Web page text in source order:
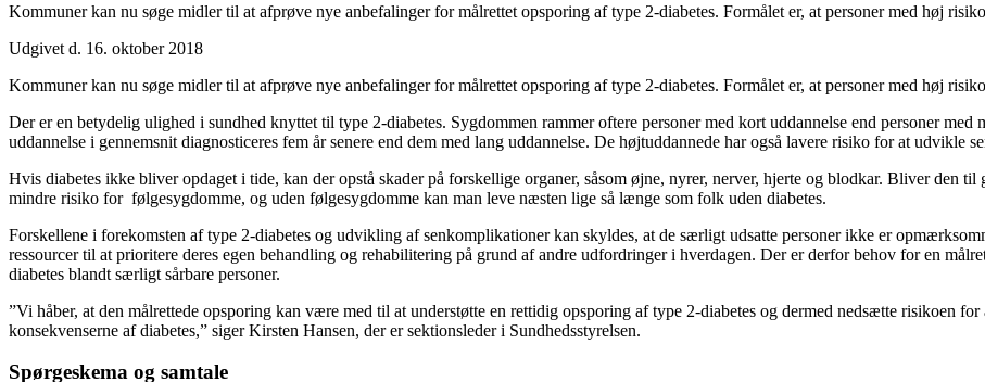
Kommuner kan nu søge midler til at afprøve nye anbefalinger for målrettet opsporing af type 2-diabetes. Formålet er, at personer med høj
Udgivet d. 16. oktober 2018
Kommuner kan nu søge midler til at afprøve nye anbefalinger for målrettet opsporing af type 2-diabetes. Formålet er, at personer med høj
Der er en betydelig ulighed i sundhed knyttet til type 2-diabetes. Sygdommen rammer oftere personer med kort uddannelse end personer
uddannelse i gennemsnit diagnosticeres fem år senere end dem med lang uddannelse. De højtuddannede har også lavere risiko for at udvikle
Hvis diabetes ikke bliver opdaget i tide, kan der opstå skader på forskellige organer, såsom øjne, nyrer, nerver, hjerte og blodkar. Bliver den
mindre risiko for følgesygdomme, og uden følgesygdomme kan man leve næsten lige så længe som folk uden diabetes.
Forskellene i forekomsten af type 2-diabetes og udvikling af senkomplikationer kan skyldes, at de særligt udsatte personer ikke er
ressourcer til at prioritere deres egen behandling og rehabilitering på grund af andre udfordringer i hverdagen. Der er derfor behov for en
diabetes blandt særligt sårbare personer.
”Vi håber, at den målrettede opsporing kan være med til at understøtte en rettidig opsporing af type 2-diabetes og dermed nedsætte risikoen
konsekvenserne af diabetes,” siger Kirsten Hansen, der er sektionsleder i Sundhedsstyrelsen.
Spørgeskema og samtale